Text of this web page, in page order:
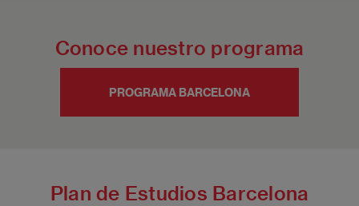
Conoce nuestro programa
PROGRAMA BARCELONA
Plan de Estudios Barcelona